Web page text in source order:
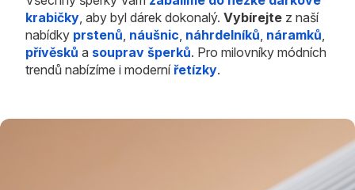
krabičky, aby byl dárek dokonalý. Vybírejte z naší
nabídky prstenů, náušnic, náhrdelníků, náramků,
přívěsků a souprav šperků. Pro milovníky módních
trendů nabízíme i modernířetízky.